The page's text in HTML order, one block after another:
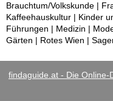
Brauchtum/Volkskunde |
Kaffeehauskultur | Kinder
Führungen | Medizin |
Gärten | Rotes Wien |
findaguide.at - Die Online-